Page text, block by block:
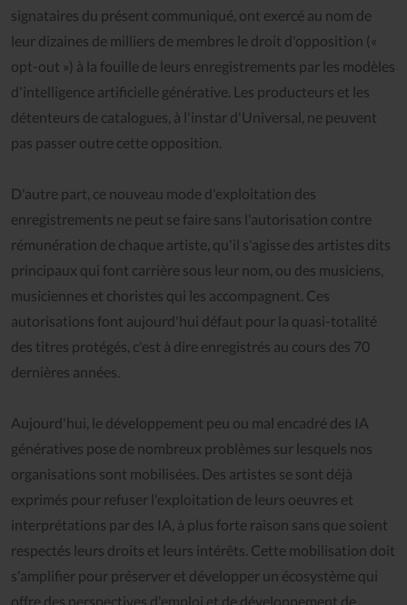
signataires du présent communiqué, ont exercé au nom de
leur dizaines de milliers de membres le droit d'opposition («
opt-out ») à la fouille de leurs enregistrements par les modèles
d'intelligence artificielle générative. Les producteurs et les
détenteurs de catalogues, à l'instar d'Universal, ne peuvent
pas passer outre cette opposition.
D'autre part, ce nouveau mode d'exploitation des
enregistrements ne peut se faire sans l'autorisation contre
rémunération de chaque artiste, qu'il s'agisse des artistes dits
principaux qui font carrière sous leur nom, ou des musiciens,
musiciennes et choristes qui les accompagnent. Ces
autorisations font aujourd'hui défaut pour la quasi-totalité
des titres protégés, c'est à dire enregistrés au cours des 70
dernières années.
Aujourd'hui, le développement peu ou mal encadré des IA
génératives pose de nombreux problèmes sur lesquels nos
organisations sont mobilisées. Des artistes se sont déjà
exprimés pour refuser l'exploitation de leurs oeuvres et
interprétations par des IA, à plus forte raison sans que soient
respectés leurs droits et leurs intérêts. Cette mobilisation doit
s'amplifier pour préserver et développer un écosystème qui
offre des perspectives d'emploi et de développement de